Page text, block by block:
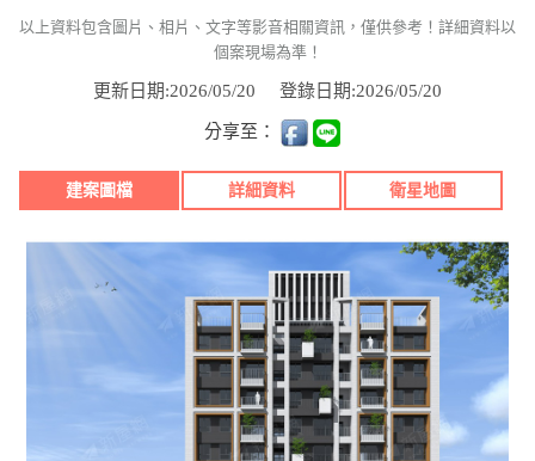
以上資料包含圖片、相片、文字等影音相關資訊，僅供參考！詳細資料以
個案現場為準！
更新日期:2026/05/20 登錄日期:2026/05/20
分享至：
建案圖檔 詳細資料 衛星地圖